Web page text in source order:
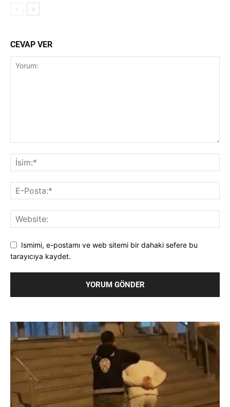
CEVAP VER
Ismimi, e-postamı ve web sitemi bir dahaki sefere bu
tarayıcıya kaydet.